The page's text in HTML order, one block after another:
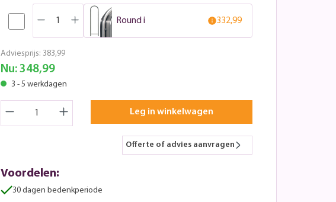
Round i 332,99
Adviesprijs: 383,99
Nu: 348,99
3 - 5 werkdagen
Leg in winkelwagen
Offerte of advies aanvragen
Voordelen:
30 dagen bedenkperiode